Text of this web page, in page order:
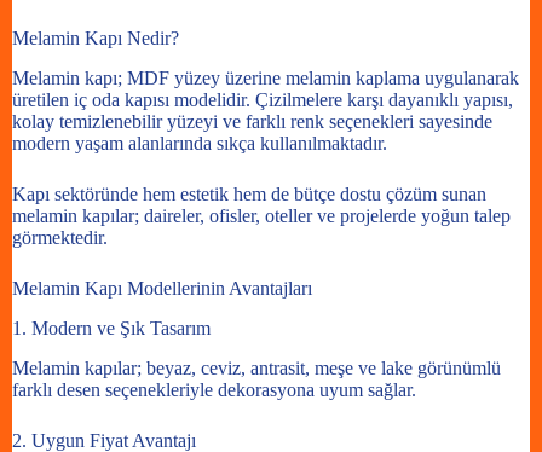
Melamin Kapı Nedir?
Melamin kapı; MDF yüzey üzerine melamin kaplama uygulanarak
üretilen iç oda kapısı modelidir. Çizilmelere karşı dayanıklı yapısı,
kolay temizlenebilir yüzeyi ve farklı renk seçenekleri sayesinde
modern yaşam alanlarında sıkça kullanılmaktadır.
Kapı sektöründe hem estetik hem de bütçe dostu çözüm sunan
melamin kapılar; daireler, ofisler, oteller ve projelerde yoğun talep
görmektedir.
Melamin Kapı Modellerinin Avantajları
1. Modern ve Şık Tasarım
Melamin kapılar; beyaz, ceviz, antrasit, meşe ve lake görünümlü
farklı desen seçenekleriyle dekorasyona uyum sağlar.
2. Uygun Fiyat Avantajı